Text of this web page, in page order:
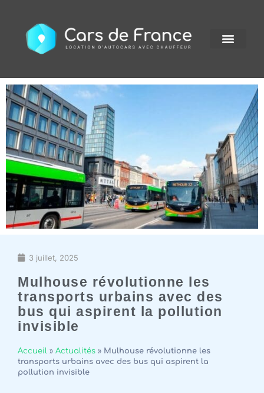
3 juillet, 2025
Mulhouse révolutionne les
transports urbains avec des
bus qui aspirent la pollution
invisible
Accueil » Actualités » Mulhouse révolutionne les
transports urbains avec des bus qui aspirent la
pollution invisible